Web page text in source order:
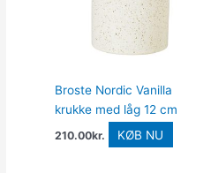
Broste Nordic Vanilla
krukke med låg 12 cm
210.00kr. KØB NU